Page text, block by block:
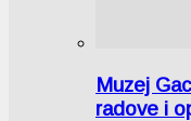
Muzej
radove i